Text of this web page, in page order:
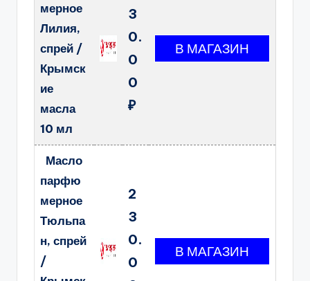
мерное
Лилия,
спрей /
Крымск
ие
масла
10 мл
3
0.
0
0
₽
Масло
парфю
мерное
Тюльпа
н, спрей
/
2
3
0.
0